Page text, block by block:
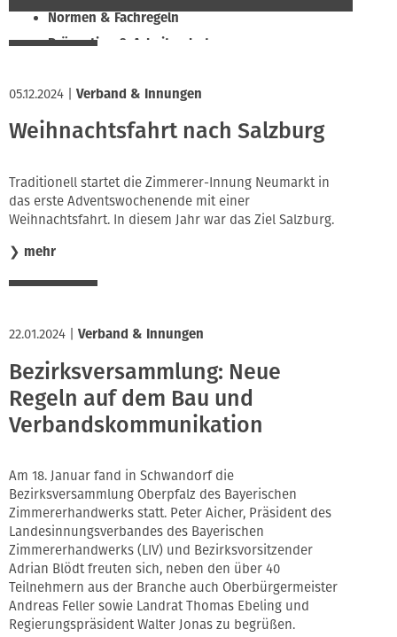
Normen & Fachregeln
Prävention & Arbeitsschutz
Soziales & Tarifpolitik
Verband & Innungen
05.12.2024 Verband & Innungen
Weihnachtsfahrt nach Salzburg
Traditionell startet die Zimmerer-Innung Neumarkt in
das erste Adventswochenende mit einer
Weihnachtsfahrt. In diesem Jahr war das Ziel Salzburg.
❯ mehr
22.01.2024 Verband & Innungen
Bezirksversammlung: Neue
Regeln auf dem Bau und
Verbandskommunikation
Am 18. Januar fand in Schwandorf die
Bezirksversammlung Oberpfalz des Bayerischen
Zimmererhandwerks statt. Peter Aicher, Präsident des
Landesinnungsverbandes des Bayerischen
Zimmererhandwerks (LIV) und Bezirksvorsitzender
Adrian Blödt freuten sich, neben den über 40
Teilnehmern aus der Branche auch Oberbürgermeister
Andreas Feller sowie Landrat Thomas Ebeling und
Regierungspräsident Walter Jonas zu begrüßen.